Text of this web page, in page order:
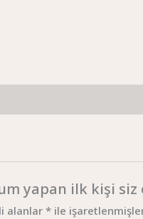
yapan ilk kişi
alanlar* ile